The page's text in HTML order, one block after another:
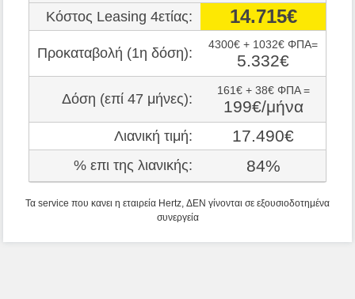
Κόστος Leasing 4ετίας: 14.715€
Προκαταβολή (1η δόση):
4300€ + 1032€ ΦΠΑ=
5.332€
Δόση (επί 47 μήνες):
161€ + 38€ ΦΠΑ =
199€/μήνα
Λιανική τιμή: 17.490€
% επι της λιανικής: 84%
Τα service που κανει η εταιρεία Hertz, ΔΕΝ γίνονται σε εξουσιοδοτημένα
συνεργεία